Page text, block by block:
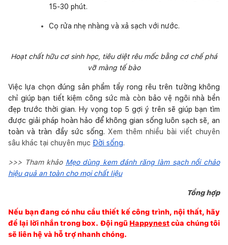
15-30 phút.
Cọ rửa nhẹ nhàng và xả sạch với nước.
Hoạt chất hữu cơ sinh học, tiêu diệt rêu mốc bằng cơ chế phá
vỡ màng tế bào
Việc lựa chọn đúng sản phẩm tẩy rong rêu trên tường không
chỉ giúp bạn tiết kiệm công sức mà còn bảo vệ ngôi nhà bền
đẹp trước thời gian. Hy vọng top 5 gợi ý trên sẽ giúp bạn tìm
được giải pháp hoàn hảo để không gian sống luôn sạch sẽ, an
toàn và tràn đầy sức sống. Xem thêm nhiều bài viết chuyên
sâu khác tại chuyên mục Đời sống.
>>> Tham khảo Mẹo dùng kem đánh răng làm sạch nồi chảo
hiệu quả an toàn cho mọi chất liệu
Tổng hợp
Nếu bạn đang có nhu cầu thiết kế công trình, nội thất, hãy
để lại lời nhắn trong box. Đội ngũ Happynestcủa chúng tôi
sẽ liên hệ và hỗ trợ nhanh chóng.